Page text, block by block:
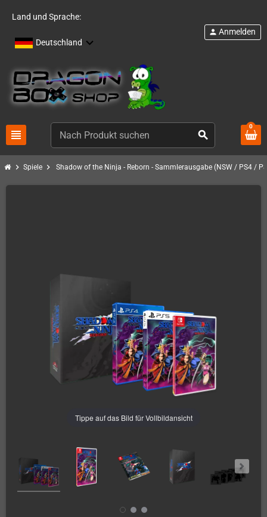
Land und Sprache:
Deutschland
view_headline search
person Anmelden
0
chevron_right Spiele chevron_right Shadow of the Ninja - Reborn - Sammlerausgabe (NSW / PS4 /
Tippe auf das Bild für Vollbildansicht